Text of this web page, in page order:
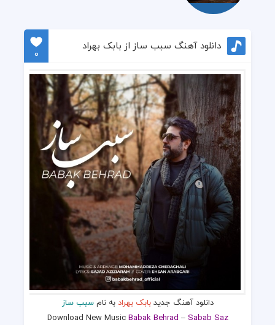
دانلود آهنگ سبب ساز از بابک بهراد
0
دانلود آهنگ جدیدبابک بهرادبه نامسبب ساز
Download New MusicBabak Behrad –Sabab Saz